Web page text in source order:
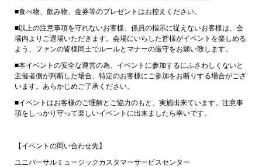
■食べ物、飲み物、金券等のプレゼントはお控えください。
■以上の注意事項を守れないお客様、係員の指示に従えないお客様は、会
場内よりご退場いただきます。会場にいらした皆様がイベントを楽しめる
よう、ファンの皆様同士でルールとマナーの厳守をお願い致します。
■本イベントの安全な運営の為、イベントに参加するにふさわしくないと
主催者側が判断した場合、特定のお客様にご参加をお断りする場合がござ
います。あらかじめご了承ください。
■イベントはお客様のご理解とご協力のもと、実施出来ています。注意事
項をしっかり守って楽しいイベントに出来ましたら幸いです。
【イベントの問い合わせ先】
ユニバーサルミュージックカスタマーサービスセンター